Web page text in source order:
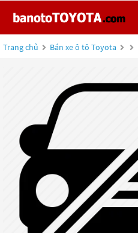
Trang chủ Bán xe ô tô Toyota